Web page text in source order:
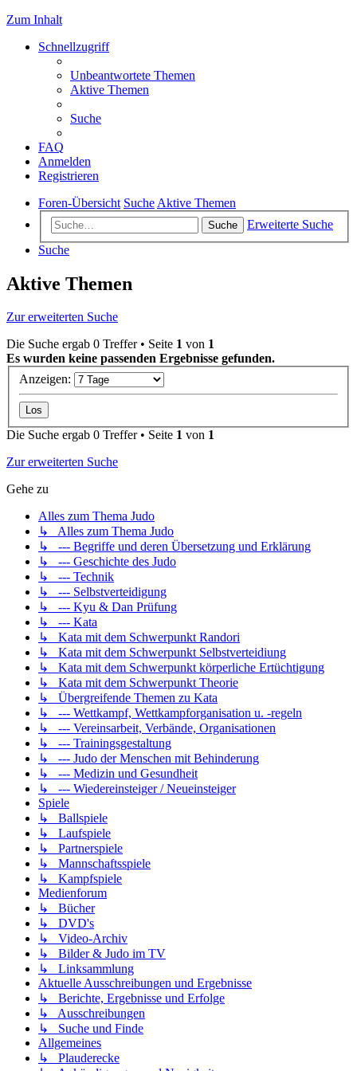
Zum Inhalt
Schnellzugriff
Unbeantwortete Themen
Aktive Themen
Suche
FAQ
Anmelden
Registrieren
Foren-Übersicht Suche Aktive Themen
Suche
Erweiterte Suche
Suche
Aktive Themen
Zur erweiterten Suche
Die Suche ergab 0 Treffer • Seite 1 von 1
Es wurden keine passenden Ergebnisse gefunden.
Anzeigen:
Die Suche ergab 0 Treffer • Seite 1 von 1
Zur erweiterten Suche
Gehe zu
Alles zum Thema Judo
↳ Alles zum Thema Judo
↳ --- Begriffe und deren Übersetzung und Erklärung
↳ --- Geschichte des Judo
↳ --- Technik
↳ --- Selbstverteidigung
↳ --- Kyu & Dan Prüfung
↳ --- Kata
↳ Kata mit dem Schwerpunkt Randori
↳ Kata mit dem Schwerpunkt Selbstverteidiung
↳ Kata mit dem Schwerpunkt körperliche Ertüchtigung
↳ Kata mit dem Schwerpunkt Theorie
↳ Übergreifende Themen zu Kata
↳ --- Wettkampf, Wettkampforganisation u. -regeln
↳ --- Vereinsarbeit, Verbände, Organisationen
↳ --- Trainingsgestaltung
↳ --- Judo der Menschen mit Behinderung
↳ --- Medizin und Gesundheit
↳ --- Wiedereinsteiger / Neueinsteiger
Spiele
↳ Ballspiele
↳ Laufspiele
↳ Partnerspiele
↳ Mannschaftsspiele
↳ Kampfspiele
Medienforum
↳ Bücher
↳ DVD's
↳ Video-Archiv
↳ Bilder & Judo im TV
↳ Linksammlung
Aktuelle Ausschreibungen und Ergebnisse
↳ Berichte, Ergebnisse und Erfolge
↳ Ausschreibungen
↳ Suche und Finde
Allgemeines
↳ Plauderecke